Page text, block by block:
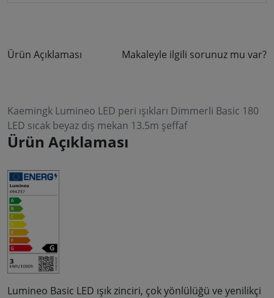
Ürün Açıklaması Makaleyle ilgili sorunuz mu var?
Kaemingk Lumineo LED peri ışıkları Dimmerli Basic 180
LED sıcak beyaz dış mekan 13.5m şeffaf
Ürün Açıklaması
Lumineo Basic LED ışık zinciri, çok yönlülüğü ve yenilikçi